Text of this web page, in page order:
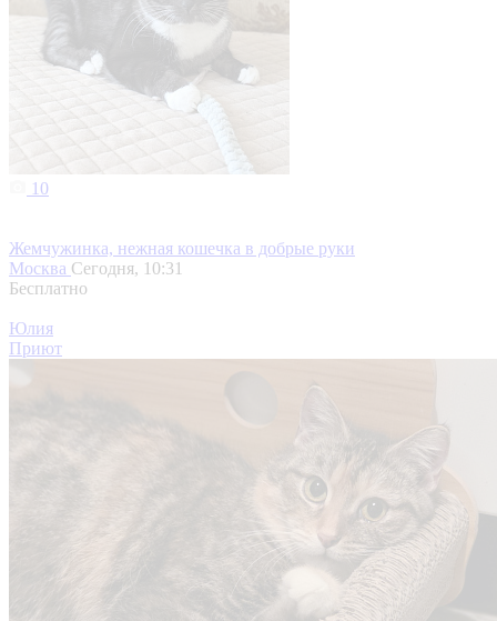
10
Жемчужинка, нежная кошечка в добрые руки
Москва Сегодня, 10:31
Бесплатно
Юлия
Приют